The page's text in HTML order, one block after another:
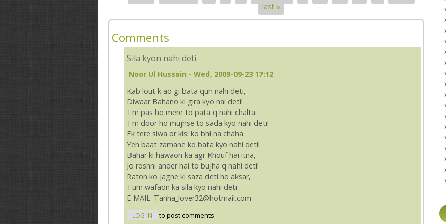
Pages
last »
Comments
Sila kyon nahi deti
Noor Ul Hussain - Wed, 2009-09-23 17:12
Kab lout k ao gi bata qun nahi deti,
Diwaar Bahano ki gira kyo nai deti!
Tm pas ho mere to pata q nahi chalta.
Tm door ho mujhse to sada kyo nahi deti!
Ek tere siwa or kisi ko bhi na chaha.
Yeh baat zamane ko bata kyo nahi deti!
Bahar ki hawaon ka agr Khouf hai itna,
Jo roshni ander hai to bujha q nahi deti!
Raton ko jagne ki saza deti ho aksar,
Tum wafaon ka sila kyo nahi deti.
E MAIL: Tanha_lover32@hotmail.com
LOG IN to post comments